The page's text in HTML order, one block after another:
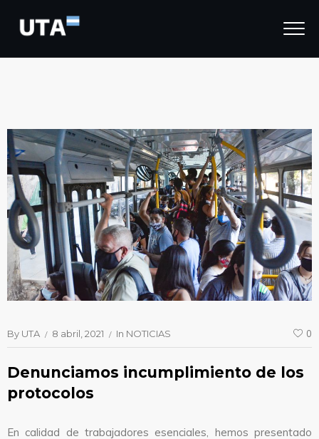
By UTA 8 abril, 2021 In NOTICIAS 0
Denunciamos incumplimiento de los
protocolos
En calidad de trabajadores esenciales, hemos presentado